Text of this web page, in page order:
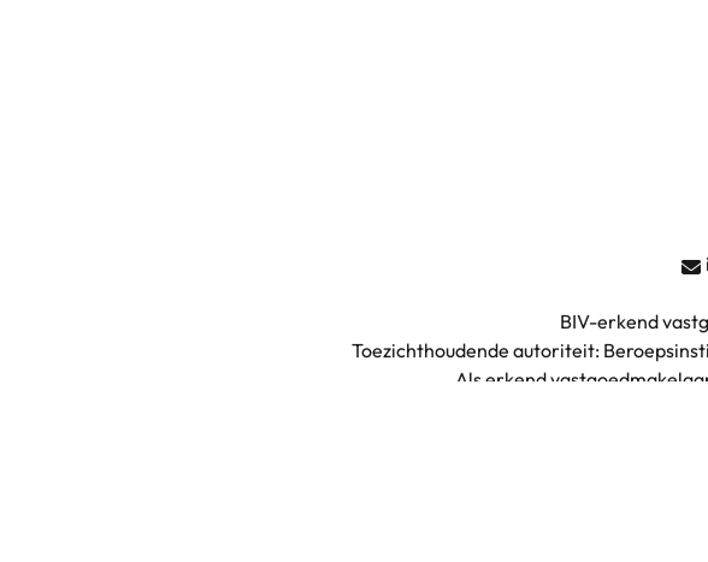
BIV-erkend
Toezichthoudende autoriteit:
Als erkend